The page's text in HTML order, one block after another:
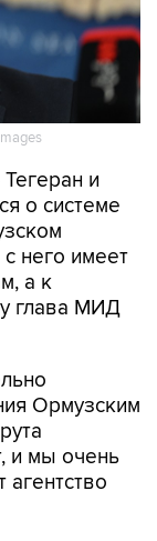
и
о системе
него имеет
а к
глава МИД
Ормузским
и мы очень